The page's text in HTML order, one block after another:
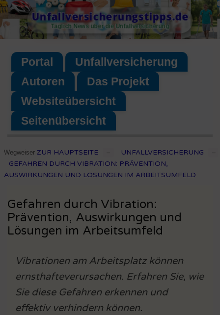
Skip
to
content
Unfallversicherungstipps.de
Täglich News über die Unfallversicherung
Portal
Unfallversicherung
Autoren
Das Projekt
Websiteübersicht
Seitenübersicht
Wegweiser ZUR HAUPTSEITE – UNFALLVERSICHERUNG –
GEFAHREN DURCH VIBRATION: PRÄVENTION,
AUSWIRKUNGEN UND LÖSUNGEN IM ARBEITSUMFELD
Gefahren durch Vibration:
Prävention, Auswirkungen und
Lösungen im Arbeitsumfeld
Vibrationen am Arbeitsplatz können
ernsthafteverursachen. Erfahren Sie, wie
Sie diese Gefahren erkennen und
effektiv verhindern können.